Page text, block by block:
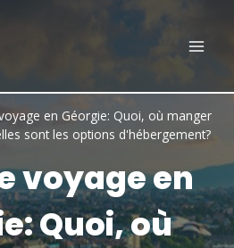
en Géorgie: Quoi, où manger
sont les options d'hébergement?
voyage en
Quoi, où